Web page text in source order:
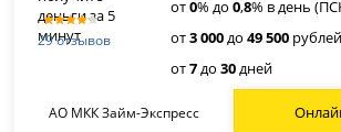
29 отзывов
от0% до0,8% в день
от3 000до49 500 рублей
от7до30дней
АО МКК Займ-Экспресс